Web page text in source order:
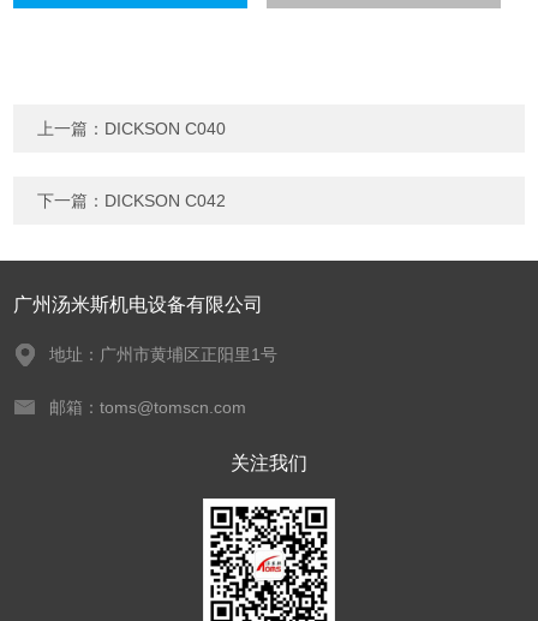
上一篇： DICKSON C040
下一篇： DICKSON C042
广州汤米斯机电设备有限公司
地址：广州市黄埔区正阳里1号
邮箱：toms@tomscn.com
关注我们